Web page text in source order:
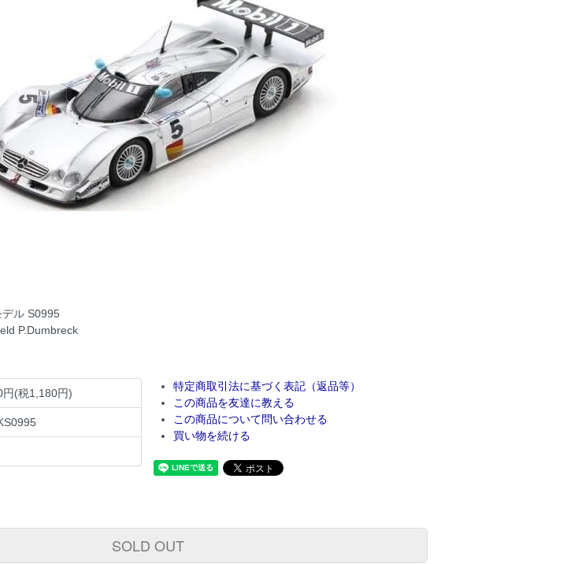
ル S0995
P.Dumbreck
円(税1,180円)
特定商取引法に基づく表記（返品等）
この商品を友達に教える
この商品について問い合わせる
買い物を続ける
SOLD OUT